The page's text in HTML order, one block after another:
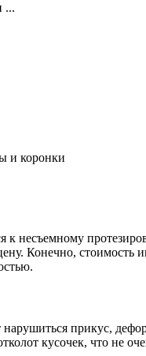
...
и коронки
несъемному
Конечно,
прикус,
кусочек, что не